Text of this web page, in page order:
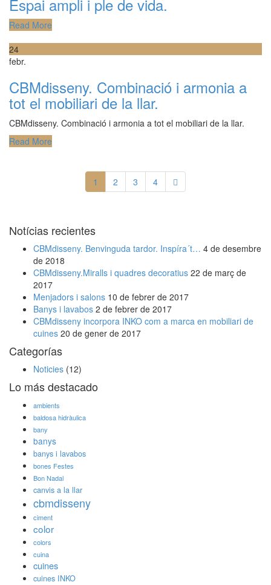
Espai ampli i ple de vida.
Read More
24
febr.
CBMdisseny. Combinació i armonia a
tot el mobiliari de la llar.
CBMdisseny. Combinació i armonia a tot el mobiliari de la llar.
Read More
1 2 3 4
Notícias recientes
CBMdisseny. Benvinguda tardor. Inspíra´t… 4 de desembre
de 2018
CBMdisseny.Miralls i quadres decoratius 22 de març de
2017
Menjadors i salons 10 de febrer de 2017
Banys i lavabos 2 de febrer de 2017
CBMdisseny incorpora INKO com a marca en mobiliari de
cuines 20 de gener de 2017
Categorías
Noticies (12)
Lo más destacado
ambients
baldosa hidràulica
bany
banys
banys i lavabos
bones Festes
Bon Nadal
canvis a la llar
cbmdisseny
ciment
color
colors
cuina
cuines
cuines INKO